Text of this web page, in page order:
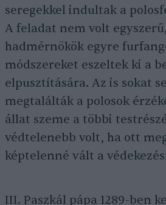
seregekkel indultak a
A feladat nem volt
hadmérnökök egyre
módszereket eszeltek ki a
elpusztítására. Az is sokat
megtalálták a polosok
állat szeme a többi
védtelenebb volt, ha ott
képtelenné vált a
III. Paszkál pápa 1289-ben